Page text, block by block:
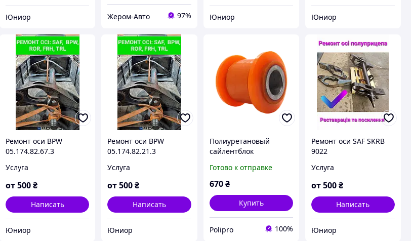
Юниор Жером-Авто 97% Юниор Юниор
Ремонт оси BPW
05.174.82.67.3
Услуга
от500₴
Написать
Юниор
Ремонт оси BPW
05.174.82.21.3
Услуга
от500₴
Написать
Юниор
Полиуретановый
сайлентблок
Ror
Готово к отправке
670 ₴
Купить
Polipro 100%
Ремонт оси SAF SKRB
9022
Услуга
от500₴
Написать
Юниор